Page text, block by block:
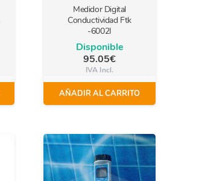
Medidor Digital
Conductividad Ftk
-6002I
Disponible
95.05€
IVA Incl.
AÑADIR AL CARRITO